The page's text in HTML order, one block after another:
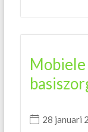
28 januari